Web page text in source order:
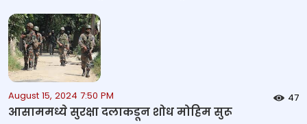
August 15, 2024 7:50 PM 47
आसाममध्ये सुरक्षा दलाकडून शोध मोहिम सुरू